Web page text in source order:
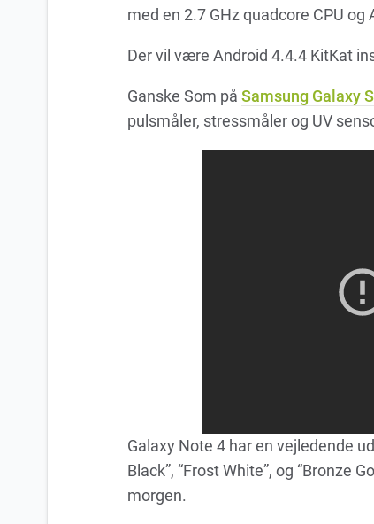
med en 2.7 GHz quadcore CPU og
Der vil være Android 4.4.4 KitKat
Ganske Som på Samsung Galaxy
pulsmåler, stressmåler og UV
Galaxy Note 4 har en vejledende
Black”, “Frost White”, og “Bronze
morgen.